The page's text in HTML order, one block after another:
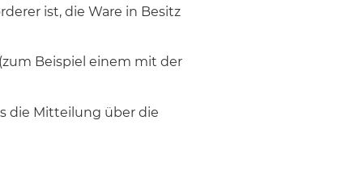
ist, die Ware in Besitz
Beispiel einem mit der
die Mitteilung über die